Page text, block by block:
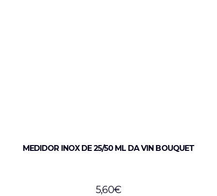
MEDIDOR INOX DE 25/50 ML DA VIN BOUQUET
5,60€